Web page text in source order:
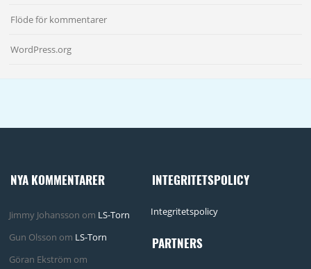
Flöde för kommentarer
WordPress.org
NYA KOMMENTARER
Jimmy Johansson om LS-Torn
Gun Olsson om LS-Torn
Göran Ekström om
INTEGRITETSPOLICY
Integritetspolicy
PARTNERS